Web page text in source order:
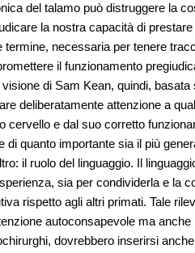
del talamo può distruggere la
la nostra capacità di
termine, necessaria per tenere
il funzionamento
visione di Sam Kean, quindi,
deliberatamente attenzione a
cervello e dal suo corretto
di quanto importante sia il più
il ruolo del linguaggio. Il
sia per condividerla e la
rispetto agli altri primati. Tale
autoconsapevole ma
dovrebbero inserirsi